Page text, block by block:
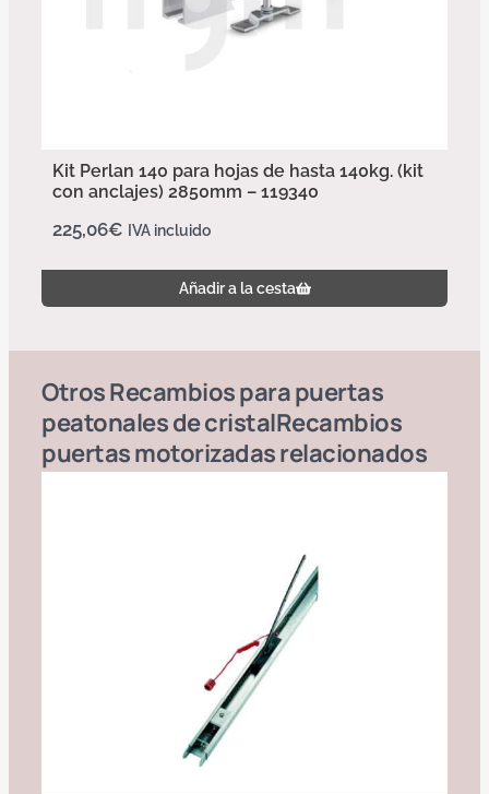
Kit Perlan 140 para hojas de hasta 140kg. (kit
con anclajes) 2850mm – 119340
225,06€ IVA incluido
Añadir a la cesta
OtrosRecambios para puertas
peatonales de cristalRecambios
puertas motorizadasrelacionados